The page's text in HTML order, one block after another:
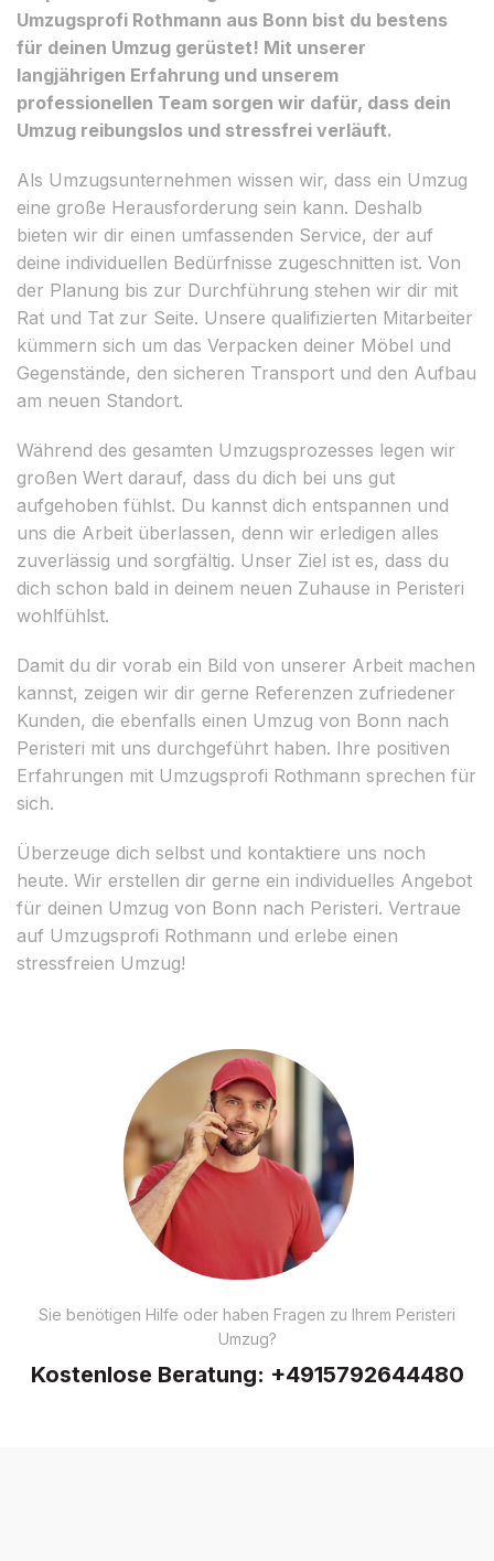
Umzugsprofi Rothmann aus Bonn bist du bestens
für deinen Umzug gerüstet! Mit unserer
langjährigen Erfahrung und unserem
professionellen Team sorgen wir dafür, dass dein
Umzug reibungslos und stressfrei verläuft.
Als Umzugsunternehmen wissen wir, dass ein Umzug
eine große Herausforderung sein kann. Deshalb
bieten wir dir einen umfassenden Service, der auf
deine individuellen Bedürfnisse zugeschnitten ist. Von
der Planung bis zur Durchführung stehen wir dir mit
Rat und Tat zur Seite. Unsere qualifizierten Mitarbeiter
kümmern sich um das Verpacken deiner Möbel und
Gegenstände, den sicheren Transport und den Aufbau
am neuen Standort.
Während des gesamten Umzugsprozesses legen wir
großen Wert darauf, dass du dich bei uns gut
aufgehoben fühlst. Du kannst dich entspannen und
uns die Arbeit überlassen, denn wir erledigen alles
zuverlässig und sorgfältig. Unser Ziel ist es, dass du
dich schon bald in deinem neuen Zuhause in Peristeri
wohlfühlst.
Damit du dir vorab ein Bild von unserer Arbeit machen
kannst, zeigen wir dir gerne Referenzen zufriedener
Kunden, die ebenfalls einen Umzug von Bonn nach
Peristeri mit uns durchgeführt haben. Ihre positiven
Erfahrungen mit Umzugsprofi Rothmann sprechen für
sich.
Überzeuge dich selbst und kontaktiere uns noch
heute. Wir erstellen dir gerne ein individuelles Angebot
für deinen Umzug von Bonn nach Peristeri. Vertraue
auf Umzugsprofi Rothmann und erlebe einen
stressfreien Umzug!
Sie benötigen Hilfe oder haben Fragen zu Ihrem Peristeri
Umzug?
Kostenlose Beratung: +4915792644480